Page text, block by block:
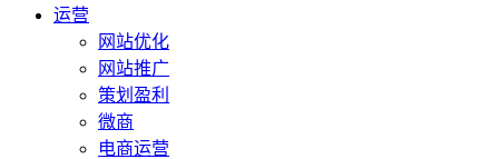
运营
网站优化
网站推广
策划盈利
微商
电商运营